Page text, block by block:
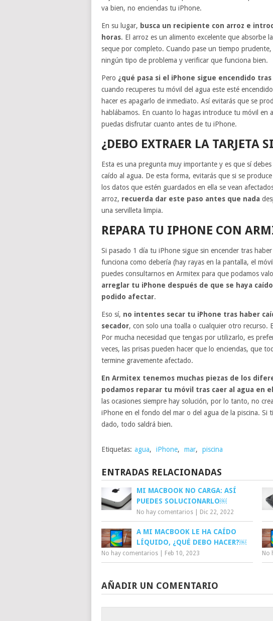
va bien, no enciendas tu iPhone.
En su lugar, busca un recipiente con arroz e
horas. El arroz es un alimento excelente que absorbe
seque por completo. Cuando pase un tiempo
ningún tipo de problema y verificar que funciona bien.
Pero ¿qué pasa si el iPhone sigue encendido tras
cuando recuperes tu móvil del agua este esté
hacer es apagarlo de inmediato. Así evitarás que se
hablábamos. En cuanto lo hagas introduce tu móvil en
puedas disfrutar cuanto antes de tu iPhone.
¿DEBO EXTRAER LA TARJETA
Esta es una pregunta muy importante y es que sí
caído al agua. De esta forma, evitarás que si se
los datos que estén guardados en ella se vean
arroz, recuerda dar este paso antes que nada
una servilleta limpia.
REPARA TU IPHONE CON
Si pasado 1 día tu iPhone sigue sin encender tras
funciona como debería (hay rayas en la pantalla, el
puedes consultarnos en Armitex para que podamos
arreglar tu iPhone después de que se haya
podido afectar.
Eso sí, no intentes secar tu iPhone tras haber
secador, con solo una toalla o cualquier otro recurso.
Por mucha necesidad que tengas por utilizarlo, es
veces, las prisas pueden hacer que lo enciendas, que
termine gravemente afectado.
En Armitex tenemos muchas piezas de los
podamos reparar tu móvil tras caer al agua en
las ocasiones siempre hay solución, por lo tanto, no
iPhone en el fondo del mar o del agua de la piscina. Si
dado, todo saldrá bien.
Etiquetas: agua, iPhone, mar, piscina
ENTRADAS RELACIONADAS
MI MACBOOK NO CARGA: ASÍ
PUEDES SOLUCIONARLO￼
No hay comentarios Dic 22, 2022
A MI MACBOOK LE HA CAÍDO
LÍQUIDO, ¿QUÉ DEBO HACER?￼
No hay comentarios Feb 10, 2023 No
AÑADIR UN COMENTARIO